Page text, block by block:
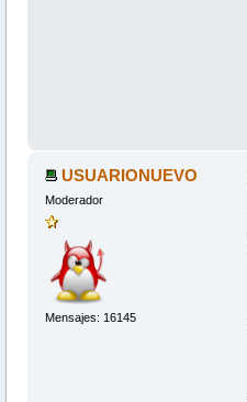
USUARIONUEVO
Moderador
Mensajes: 16145